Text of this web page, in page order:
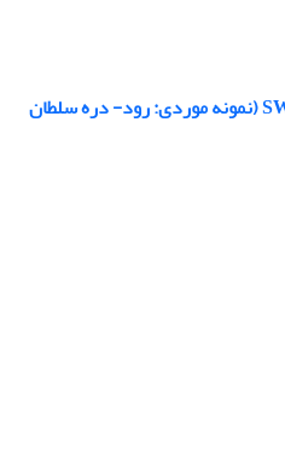
طراحی پایدار کریدورهای طبیعی شهری با رویکرد اکولوژیک با استفاده از ماتریس برنامه‌ریزی استراتژیک کمی (QSPM) و SWOT (نمونه موردی: رود- دره سلطان